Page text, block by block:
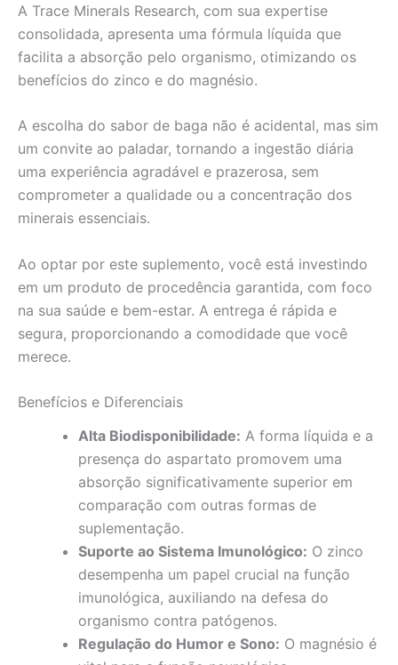
A Trace Minerals Research, com sua expertise
consolidada, apresenta uma fórmula líquida que
facilita a absorção pelo organismo, otimizando os
benefícios do zinco e do magnésio.
A escolha do sabor de baga não é acidental, mas sim
um convite ao paladar, tornando a ingestão diária
uma experiência agradável e prazerosa, sem
comprometer a qualidade ou a concentração dos
minerais essenciais.
Ao optar por este suplemento, você está investindo
em um produto de procedência garantida, com foco
na sua saúde e bem-estar. A entrega é rápida e
segura, proporcionando a comodidade que você
merece.
Benefícios e Diferenciais
Alta Biodisponibilidade: A forma líquida e a
presença do aspartato promovem uma
absorção significativamente superior em
comparação com outras formas de
suplementação.
Suporte ao Sistema Imunológico: O zinco
desempenha um papel crucial na função
imunológica, auxiliando na defesa do
organismo contra patógenos.
Regulação do Humor e Sono: O magnésio é